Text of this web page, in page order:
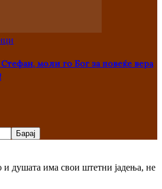
моли го Бог за повеќе вера
и душата има свои штетни јадења, не